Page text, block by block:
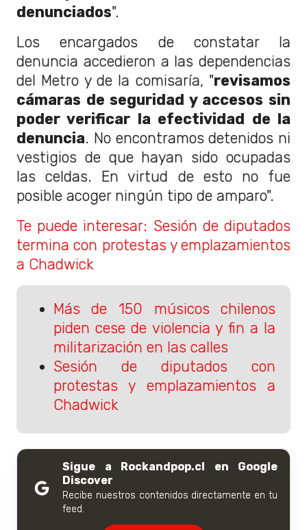
denunciados".
Los encargados de constatar la
denuncia accedieron a las dependencias
del Metro y de la comisaría, "revisamos
cámaras de seguridad y accesos sin
poder verificar la efectividad de la
denuncia. No encontramos detenidos ni
vestigios de que hayan sido ocupadas
las celdas. En virtud de esto no fue
posible acoger ningún tipo de amparo".
Te puede interesar: Sesión de diputados
termina con protestas y emplazamientos
a Chadwick
Más de 150 músicos chilenos
piden cese de violencia y fin a la
militarización en las calles
Sesión de diputados con
protestas y emplazamientos a
Chadwick
Sigue a Rockandpop.cl en Google
Discover
Recibe nuestros contenidos directamente en tu
feed.